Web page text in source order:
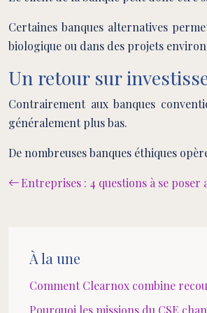
Certaines banques alternatives
biologique ou dans des projets
Un retour sur
Contrairement aux banques
généralement plus bas.
De nombreuses banques éthiques
Entreprises : 4 questions à se
À la une
Comment Clearnox combine
Pourquoi les missions du CSE